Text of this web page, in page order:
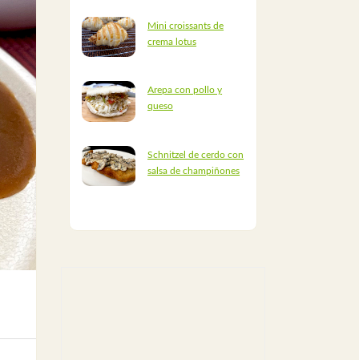
Mini croissants de
crema lotus
Arepa con pollo y
queso
Schnitzel de cerdo con
salsa de champiñones